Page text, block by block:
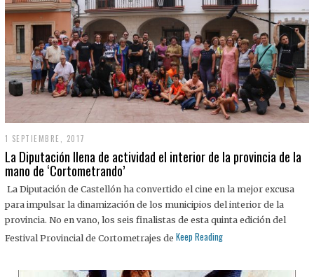
1 SEPTIEMBRE, 2017
La Diputación llena de actividad el interior de la provincia de la
mano de ‘Cortometrando’
La Diputación de Castellón ha convertido el cine en la mejor excusa
para impulsar la dinamización de los municipios del interior de la
provincia. No en vano, los seis finalistas de esta quinta edición del
Festival Provincial de Cortometrajes de Keep Reading